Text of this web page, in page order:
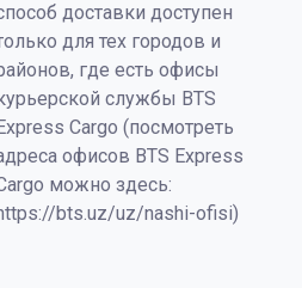
доставки доступен
для тех городов и
где есть офисы
службы BTS
Cargo (посмотреть
офисов BTS Express
можно здесь:
bts.uz/uz/nashi-ofisi)